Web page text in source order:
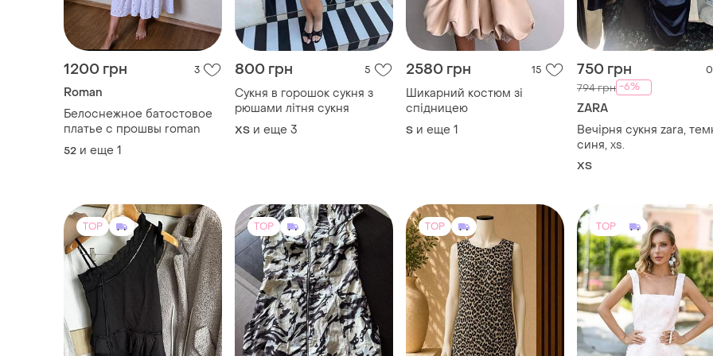
1200 грн 3
Roman
Белоснежное батостовое
платье с прошвы roman
52 и еще 1
800 грн 5
Сукня в горошок сукня з
рюшами літня сукня
ХS и еще 3
2580 грн 15
Шикарний костюм зі
спідницею
S и еще 1
750 грн 0
794 грн -6%
ZARA
Вечірня сукня zara,
синя, xs.
ХS
TOP TOP TOP TOP